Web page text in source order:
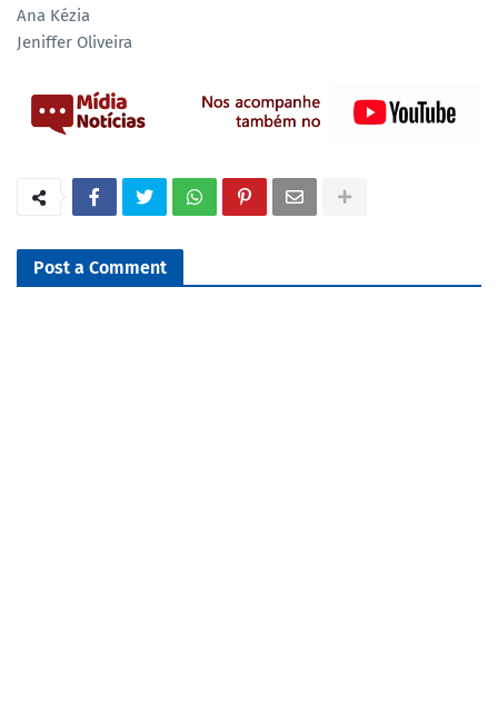
Ana Kézia
Jeniffer Oliveira
Post a Comment